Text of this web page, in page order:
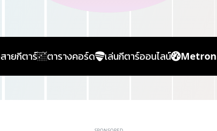
ายกีตาร์ ตารางคอร์ด เล่นกีตาร์ออนไลน์